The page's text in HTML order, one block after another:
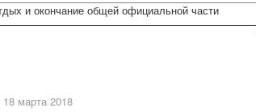
и окончание общей официальной части
марта 2018